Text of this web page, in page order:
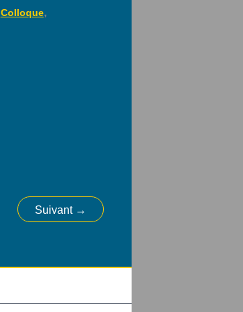
Colloque,
Suivant →